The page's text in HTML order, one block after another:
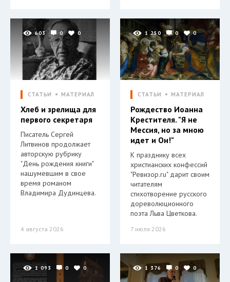
603 0 0
СТАТЬИ МАТЕРИАЛ
Хлеб и зрелища для
первого секретаря
Писатель Сергей
Литвинов продолжает
авторскую рубрику
"День рождения книги"
нашумевшим в свое
время романом
Владимира Дудинцева.
4 августа 2026
1 250 0 0
СТАТЬИ МАТЕРИАЛ
Рождество Иоанна
Крестителя. "Я не
Мессия, но за мною
идет и Он!"
К празднику всех
христианских конфессий
"Ревизор.ru" дарит своим
читателям
стихотворение русского
дореволюционного
поэта Льва Цветкова.
7 июля 2026
1 093 0 0 1 376 0 0